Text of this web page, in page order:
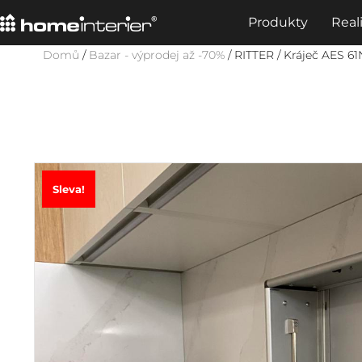
Produkty
Domů / Bazar - výprodej až -70% / RITTER / Kráječ AES
Sleva!